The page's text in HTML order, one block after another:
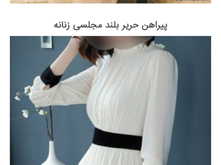
پیراهن حریر بلند مجلسی زنانه